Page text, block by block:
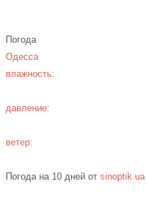
Погода
Одесса
влажность:
давление:
ветер:
Погода на 10 дней отsinoptik.ua